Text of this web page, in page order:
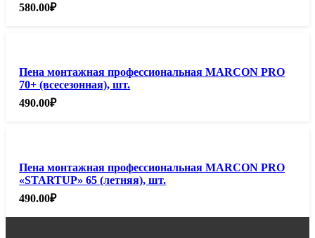
580.00₽
Пена монтажная профессиональная MARCON PRO
70+ (всесезонная), шт.
490.00₽
Пена монтажная профессиональная MARCON PRO
«STARTUP» 65 (летняя), шт.
490.00₽